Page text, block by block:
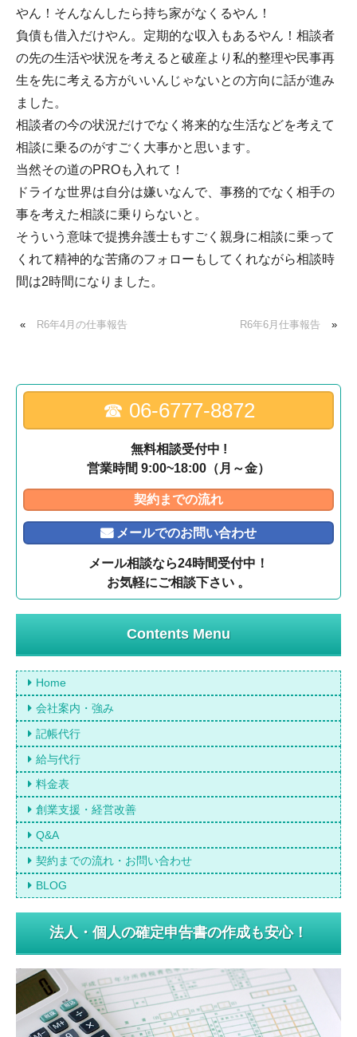
やん！そんなんしたら持ち家がなくるやん！
負債も借入だけやん。定期的な収入もあるやん！相談者
の先の生活や状況を考えると破産より私的整理や民事再
生を先に考える方がいいんじゃないとの方向に話が進み
ました。
相談者の今の状況だけでなく将来的な生活などを考えて
相談に乗るのがすごく大事かと思います。
当然その道のPROも入れて！
ドライな世界は自分は嫌いなんで、事務的でなく相手の
事を考えた相談に乗りらないと。
そういう意味で提携弁護士もすごく親身に相談に乗って
くれて精神的な苦痛のフォローもしてくれながら相談時
間は2時間になりました。
« R6年4月の仕事報告 R6年6月仕事報告 »
☎︎ 06-6777-8872
無料相談受付中 !
営業時間 9:00~18:00（月～金）
契約までの流れ
メールでのお問い合わせ
メール相談なら24時間受付中！
お気軽にご相談下さい 。
Contents Menu
Home
会社案内・強み
記帳代行
給与代行
料金表
創業支援・経営改善
Q&A
契約までの流れ・お問い合わせ
BLOG
法人・個人の確定申告書の作成も安心！